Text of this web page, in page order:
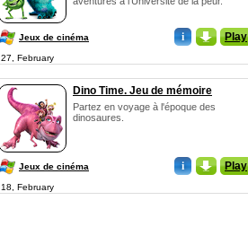
Jeux de cinéma i _ Play
27, February
Dino Time. Jeu de mémoire
Partez en voyage à l'époque des
dinosaures.
Jeux de cinéma i _ Play
18, February